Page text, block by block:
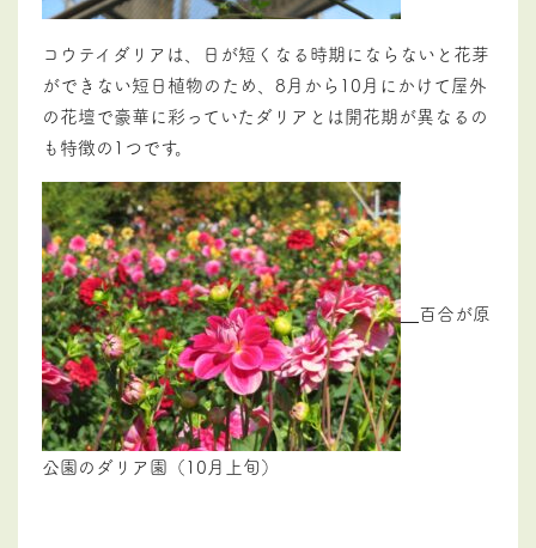
コウテイダリアは、日が短くなる時期にならないと花芽
ができない短日植物のため、8月から10月にかけて屋外
の花壇で豪華に彩っていたダリアとは開花期が異なるの
も特徴の1つです。
百合が原
公園のダリア園（10月上旬）